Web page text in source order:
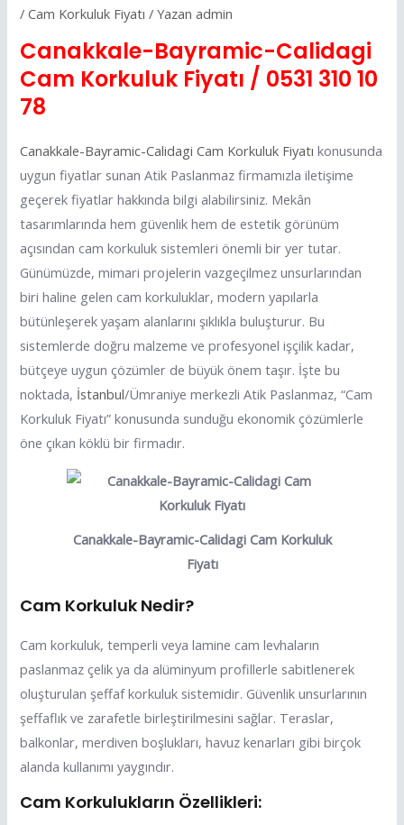
/Cam Korkuluk Fiyatı / Yazan admin
Canakkale-Bayramic-Calidagi
Cam Korkuluk Fiyatı / 0531 310 10
78
Canakkale-Bayramic-Calidagi Cam Korkuluk Fiyatı konusunda
uygun fiyatlar sunan Atik Paslanmaz firmamızla iletişime
geçerek fiyatlar hakkında bilgi alabilirsiniz. Mekân
tasarımlarında hem güvenlik hem de estetik görünüm
açısından cam korkuluk sistemleri önemli bir yer tutar.
Günümüzde, mimari projelerin vazgeçilmez unsurlarından
biri haline gelen cam korkuluklar, modern yapılarla
bütünleşerek yaşam alanlarını şıklıkla buluşturur. Bu
sistemlerde doğru malzeme ve profesyonel işçilik kadar,
bütçeye uygun çözümler de büyük önem taşır. İşte bu
noktada, İstanbul/Ümraniye merkezli Atik Paslanmaz, “Cam
Korkuluk Fiyatı” konusunda sunduğu ekonomik çözümlerle
öne çıkan köklü bir firmadır.
Canakkale-Bayramic-Calidagi Cam Korkuluk
Fiyatı
Cam Korkuluk Nedir?
Cam korkuluk, temperli veya lamine cam levhaların
paslanmaz çelik ya da alüminyum profillerle sabitlenerek
oluşturulan şeffaf korkuluk sistemidir. Güvenlik unsurlarının
şeffaflık ve zarafetle birleştirilmesini sağlar. Teraslar,
balkonlar, merdiven boşlukları, havuz kenarları gibi birçok
alanda kullanımı yaygındır.
Cam Korkulukların Özellikleri: